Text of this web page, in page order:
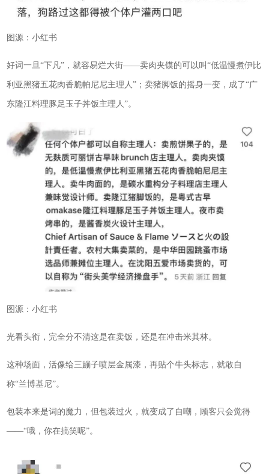
图源：小红书
好词一旦“下凡”，就容易烂大街——卖肉夹馍的可以叫“低温慢煮伊比
利亚黑猪五花肉香脆帕尼尼主理人”；卖猪脚饭的摇身一变，成了“广
东隆江料理豚足玉子丼饭主理人”。
图源：小红书
光看头衔，完全分不清这是在卖饭，还是在冲击米其林。
这种场面，活像给三蹦子喷层金属漆，再贴个牛头标志，就敢自
称“兰博基尼”。
包装本来是词的魔力，但包装过火，就变成了自嘲，顾客只会觉得
——“哦，你在搞笑呢”。